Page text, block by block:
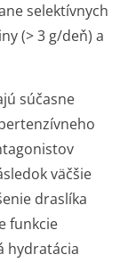
selektívnych
(> 3 g/deň) a
súčasne
väčšie
draslíka
funkcie
hydratácia